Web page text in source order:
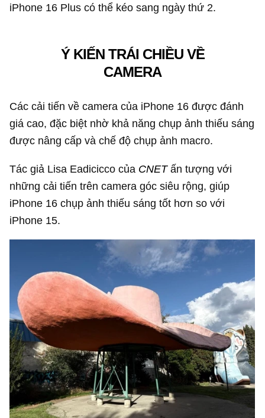
iPhone 16 Plus có thể kéo sang ngày thứ 2.
Ý KIẾN TRÁI CHIỀU VỀ
CAMERA
Các cải tiến về camera của iPhone 16 được đánh
giá cao, đặc biệt nhờ khả năng chụp ảnh thiếu sáng
được nâng cấp và chế độ chụp ảnh macro.
Tác giả Lisa Eadicicco của CNETấn tượng với
những cải tiến trên camera góc siêu rộng, giúp
iPhone 16 chụp ảnh thiếu sáng tốt hơn so với
iPhone 15.